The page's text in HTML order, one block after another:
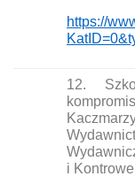
https://
12.
i